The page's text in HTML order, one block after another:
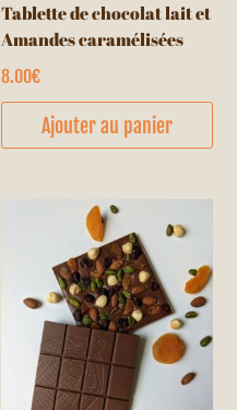
Tablette de chocolat lait et
Amandes caramélisées
8.00€
Ajouter au panier